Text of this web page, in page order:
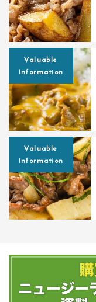
Valuable
Information
Valuable
Information